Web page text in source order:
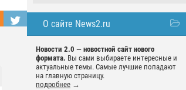
О сайте News2.ru
Новости 2.0 — новостной сайт нового
формата. Вы сами выбираете интересные и
актуальные темы. Самые лучшие попадают
на главную страницу.
подробнее →